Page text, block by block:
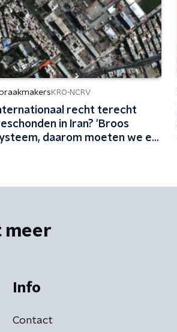
KRO-NCRV
recht terecht
in Iran? 'Broos
daarom moeten we er
meer
Info
Contact